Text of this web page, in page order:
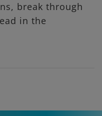
break through
in the